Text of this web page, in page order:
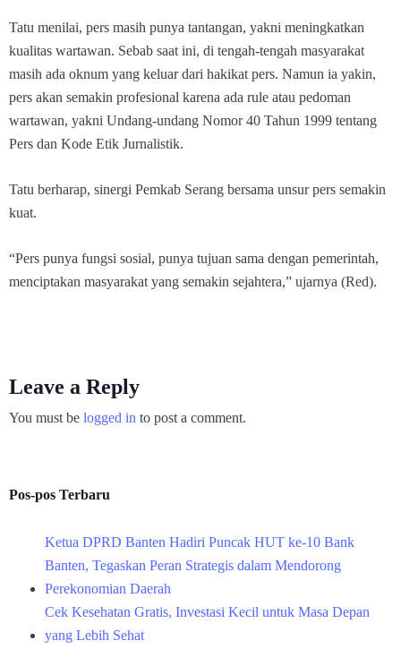
Tatu menilai, pers masih punya tantangan, yakni meningkatkan
kualitas wartawan. Sebab saat ini, di tengah-tengah masyarakat
masih ada oknum yang keluar dari hakikat pers. Namun ia yakin,
pers akan semakin profesional karena ada rule atau pedoman
wartawan, yakni Undang-undang Nomor 40 Tahun 1999 tentang
Pers dan Kode Etik Jurnalistik.
Tatu berharap, sinergi Pemkab Serang bersama unsur pers semakin
kuat.
“Pers punya fungsi sosial, punya tujuan sama dengan pemerintah,
menciptakan masyarakat yang semakin sejahtera,” ujarnya (Red).
Leave a Reply
You must be logged in to post a comment.
Pos-pos Terbaru
Ketua DPRD Banten Hadiri Puncak HUT ke-10 Bank
Banten, Tegaskan Peran Strategis dalam Mendorong
Perekonomian Daerah
Cek Kesehatan Gratis, Investasi Kecil untuk Masa Depan
yang Lebih Sehat